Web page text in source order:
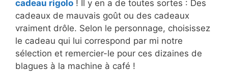
cadeau rigolo ! Il y en a de toutes sortes : Des
cadeaux de mauvais goût ou des cadeaux
vraiment drôle. Selon le personnage, choisissez
le cadeau qui lui correspond par mi notre
sélection et remercier-le pour ces dizaines de
blagues à la machine à café !